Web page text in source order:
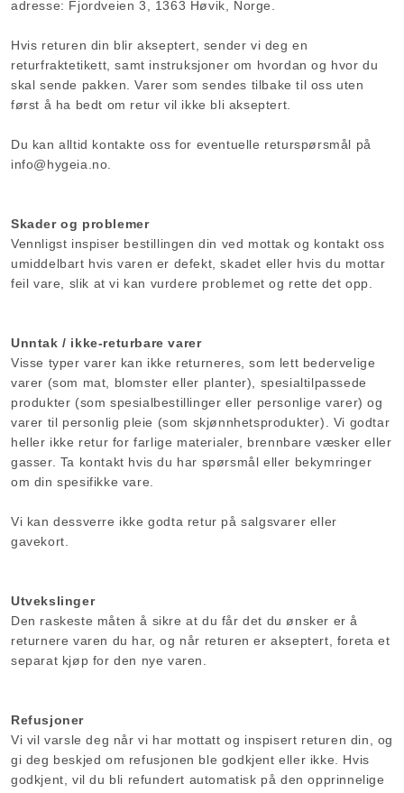
adresse: Fjordveien 3, 1363 Høvik , Norge.
Hvis returen din blir akseptert, sender vi deg en
returfraktetikett, samt instruksjoner om hvordan og hvor du
skal sende pakken. Varer som sendes tilbake til oss uten
først å ha bedt om retur vil ikke bli akseptert.
Du kan alltid kontakte oss for eventuelle returspørsmål på
info@hygeia.no.
Skader og problemer
Vennligst inspiser bestillingen din ved mottak og kontakt oss
umiddelbart hvis varen er defekt, skadet eller hvis du mottar
feil vare, slik at vi kan vurdere problemet og rette det opp.
Unntak / ikke-returbare varer
Visse typer varer kan ikke returneres, som lett bedervelige
varer (som mat, blomster eller planter), spesialtilpassede
produkter (som spesialbestillinger eller personlige varer) og
varer til personlig pleie (som skjønnhetsprodukter). Vi godtar
heller ikke retur for farlige materialer, brennbare væsker eller
gasser. Ta kontakt hvis du har spørsmål eller bekymringer
om din spesifikke vare.
Vi kan dessverre ikke godta retur på salgsvarer eller
gavekort.
Utvekslinger
Den raskeste måten å sikre at du får det du ønsker er å
returnere varen du har, og når returen er akseptert, foreta et
separat kjøp for den nye varen.
Refusjoner
Vi vil varsle deg når vi har mottatt og inspisert returen din, og
gi deg beskjed om refusjonen ble godkjent eller ikke. Hvis
godkjent, vil du bli refundert automatisk på den opprinnelige